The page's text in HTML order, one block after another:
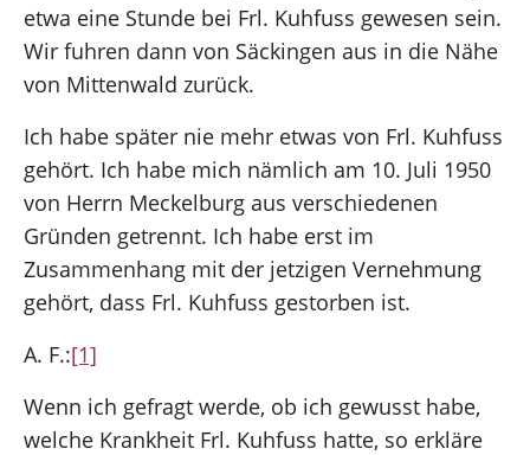
etwa eine Stunde bei Frl. Kuhfuss gewesen sein.
Wir fuhren dann von Säckingen aus in die Nähe
von Mittenwald zurück.
Ich habe später nie mehr etwas von Frl. Kuhfuss
gehört. Ich habe mich nämlich am 10. Juli 1950
von Herrn Meckelburg aus verschiedenen
Gründen getrennt. Ich habe erst im
Zusammenhang mit der jetzigen Vernehmung
gehört, dass Frl. Kuhfuss gestorben ist.
A. F.:[1]
Wenn ich gefragt werde, ob ich gewusst habe,
welche Krankheit Frl. Kuhfuss hatte, so erkläre